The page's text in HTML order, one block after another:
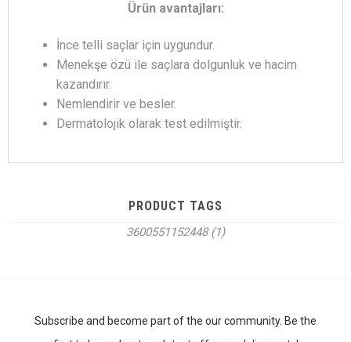
Ürün avantajları:
İnce telli saçlar için uygundur.
Menekşe özü ile saçlara dolgunluk ve hacim
kazandırır.
Nemlendirir ve besler.
Dermatolojik olarak test edilmiştir.
PRODUCT TAGS
3600551152448 (1)
Subscribe and become part of the our community. Be the